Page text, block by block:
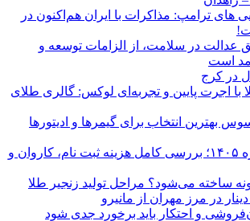
های ترامپ: مذاکرات با ایران هم‌اکنون در
عدالت در سلامت، از الزامات توسعه و
است
در کرج
با اجرت پایین و تجربه‌ای لوکس: گالری طلای
بهترین انتخاب برای گیمرها و ادیتورها
هزینه حج عمره ۱۴۰۵؛ بررسی کامل هزینه ثبت نام، کاروان و
ساخته می‌شود؟ مراحل تولید زنجیر طلا
در مرز مهران از مانیرو
و احتکار باید برخورد جدی شود